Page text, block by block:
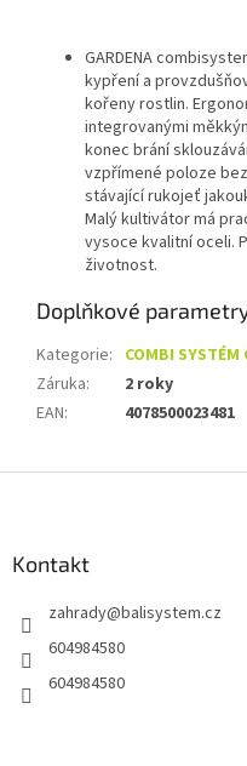
GARDENA
kypření a
kořeny rostlin.
integrovanými
konec brání
vzpřímené poloze
stávající rukojeť
Malý kultivátor má
vysoce kvalitní oceli.
životnost.
Doplňkové
Kategorie: COMBI
Záruka:
2 roky
EAN: 4078500023481
Kontakt
zahrady@balisystem.cz
604984580
604984580